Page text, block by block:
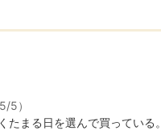
5/5）
たまる日を選んで買っている。